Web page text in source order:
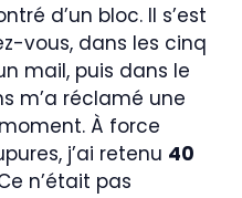
d’un bloc. Il s’est
vous, dans les cinq
mail, puis dans le
m’a réclamé une
À force
j’ai retenu 40
n’était pas